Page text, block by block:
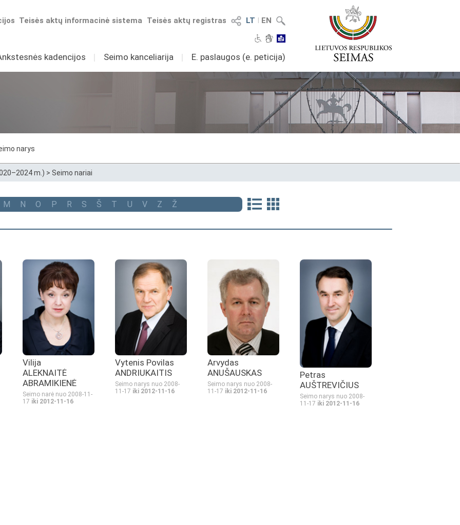
LT I EN
Teisės aktų registras
Teisės aktų informacinė sistema
kadencijos I Seimo kanceliarija I E. paslaugos (e. peticija)
narys
m.) > Seimo nariai
M N O P R S Š T U V Z Ž
Vilija
ALEKNAITĖ
ABRAMIKIENĖ
Seimo narė nuo 2008-11-
17 iki 2012-11-16
Vytenis Povilas
ANDRIUKAITIS
Seimo narys nuo 2008-
11-17 iki 2012-11-16
Arvydas
ANUŠAUSKAS
Seimo narys nuo 2008-
11-17 iki 2012-11-16
Petras
AUŠTREVIČIUS
Seimo narys nuo 2008-
11-17 iki 2012-11-16